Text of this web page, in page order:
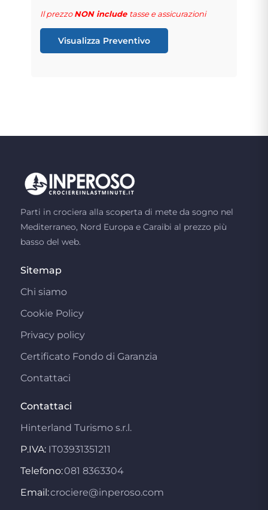
Il prezzoNON include tasse e assicurazioni
Visualizza Preventivo
Parti in crociera alla scoperta di mete da sogno nel
Mediterraneo, Nord Europa e Caraibi al prezzo più
basso del web.
Sitemap
Chi siamo
Cookie Policy
Privacy policy
Certificato Fondo di Garanzia
Contattaci
Contattaci
Hinterland Turismo s.r.l.
P.IVA: IT03931351211
Telefono:081 8363304
Email:crociere@inperoso.com